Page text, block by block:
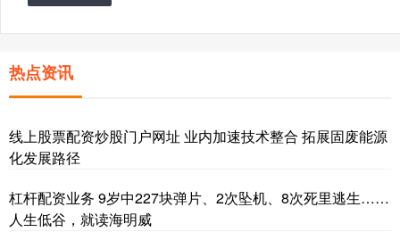
热点资讯
线上股票配资炒股门户网址 业内加速技术整合 拓展固废能源
化发展路径
杠杆配资业务 9岁中227块弹片、2次坠机、8次死里逃生……
人生低谷，就读海明威